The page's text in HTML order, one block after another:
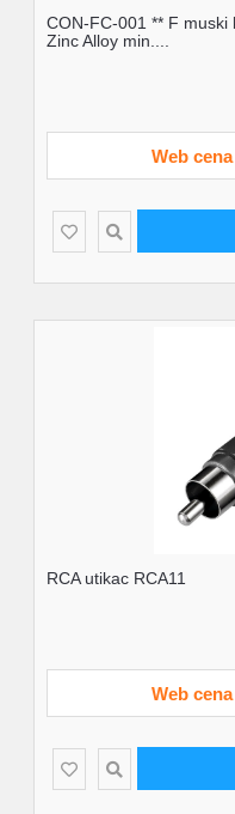
CON-FC-001 ** F muski
Zinc Alloy min....
Web cena
RCA utikac RCA11
Web cena